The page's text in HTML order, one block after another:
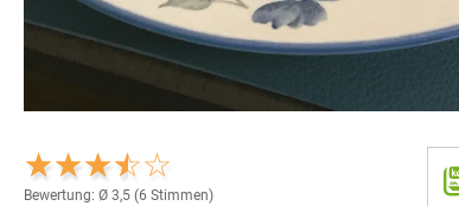
Bewertung: Ø 3,5 (6 Stimmen)